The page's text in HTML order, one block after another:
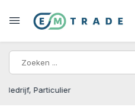
15.000m2 op